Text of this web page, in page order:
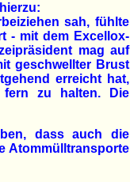
sah, fühlte
- mit dem Excellox-
mag auf
geschwellter Brust
erreicht hat,
fern zu halten. Die
dass auch die
Atommülltransporte